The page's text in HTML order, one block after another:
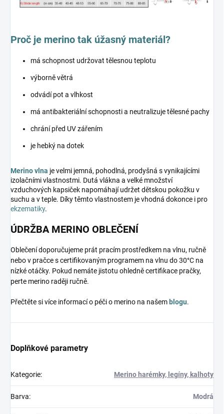
Proč je merino tak úžasný materiál?
má schopnost udržovat tělesnou teplotu
výborně větrá
odvádí pot a vlhkost
má antibakteriální schopnosti a neutralizuje tělesné pachy
chrání před UV zářením
je hebký na dotek
Merino vlna je velmi jemná, pohodlná, prodyšná s vynikajícími
izolačními vlastnostmi. Dutá vlákna a velké množství
vzduchových kapsiček napomáhají udržet dětskou pokožku v
suchu a v teple. Díky těmto vlastnostem je vhodná dokonce i pro
ekzematiky.
ÚDRŽBA MERINO OBLEČENÍ
Oblečení doporučujeme prát pracím prostředkem na vlnu, ručně
nebo v pračce s certifikovaným programem na vlnu do 30°C na
nízké otáčky. Pokud nemáte jistotu ohledně certifikace pračky,
perte merino raději ručně.
Přečtěte si více informací o péči o merino na našem blogu.
Doplňkové parametry
Kategorie: Merino harémky, legíny, kalhoty
Barva: Modrá